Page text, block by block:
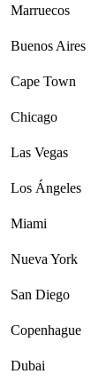
Marruecos
Buenos Aires
Cape Town
Chicago
Las Vegas
Los Ángeles
Miami
Nueva York
San Diego
Copenhague
Dubai